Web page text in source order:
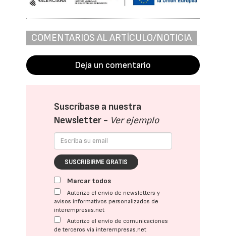
COMENTARIOS AL ARTÍCULO/NOTICIA
Deja un comentario
Suscríbase a nuestra
Newsletter - Ver ejemplo
SUSCRIBIRME GRATIS
Marcar todos
Autorizo el envío de newsletters y
avisos informativos personalizados de
interempresas.net
Autorizo el envío de comunicaciones
de terceros vía interempresas.net